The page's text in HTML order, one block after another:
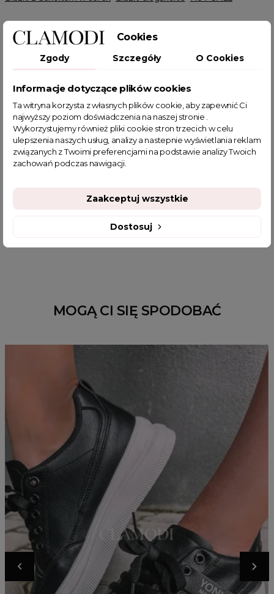
bluzka bluzka plus size
niebieska bluzka
elegancka bluzka
bluzka damska
elegancka bluzka do spódnicy
bluzki damskie
eleganckie bluzki damskie
sklep z odzieżą damską
basic
fajne bluzki
MOGĄ CI SIĘ SPODOBAĆ
Cookies
Zgody Szczegóły O Cookies
Informacje dotyczące plików cookies
Ta witryna korzysta z własnych plików cookie, aby zapewnić Ci
najwyższy poziom doświadczenia na naszej stronie .
Wykorzystujemy również pliki cookie stron trzecich w celu
ulepszenia naszych usług, analizy a nastepnie wyświetlania reklam
związanych z Twoimi preferencjami na podstawie analizy Twoich
zachowań podczas nawigacji.
Dostosuj
Zaakceptuj wszystkie